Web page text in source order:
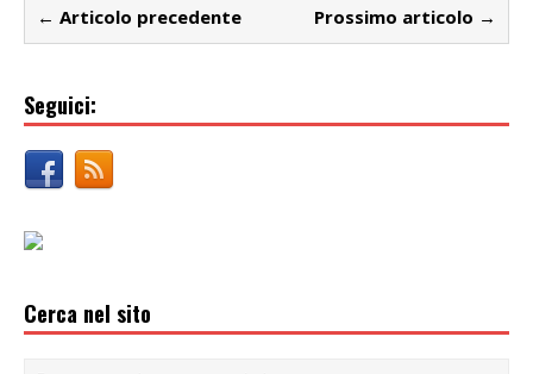
← Articolo precedente Prossimo articolo →
Seguici:
Cerca nel sito